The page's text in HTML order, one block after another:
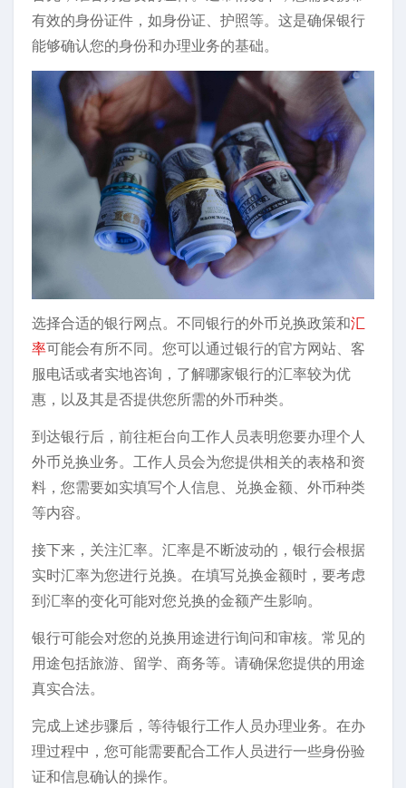
有效的身份证件，如身份证、护照等。这是确保银行
能够确认您的身份和办理业务的基础。
选择合适的银行网点。不同银行的外币兑换政策和汇
率可能会有所不同。您可以通过银行的官方网站、客
服电话或者实地咨询，了解哪家银行的汇率较为优
惠，以及其是否提供您所需的外币种类。
到达银行后，前往柜台向工作人员表明您要办理个人
外币兑换业务。工作人员会为您提供相关的表格和资
料，您需要如实填写个人信息、兑换金额、外币种类
等内容。
接下来，关注汇率。汇率是不断波动的，银行会根据
实时汇率为您进行兑换。在填写兑换金额时，要考虑
到汇率的变化可能对您兑换的金额产生影响。
银行可能会对您的兑换用途进行询问和审核。常见的
用途包括旅游、留学、商务等。请确保您提供的用途
真实合法。
完成上述步骤后，等待银行工作人员办理业务。在办
理过程中，您可能需要配合工作人员进行一些身份验
证和信息确认的操作。